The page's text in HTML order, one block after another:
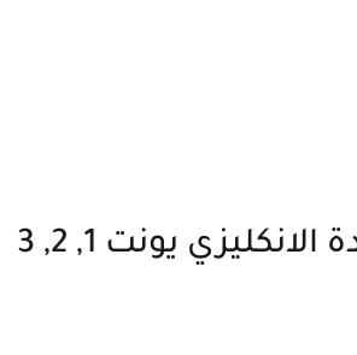
يونت 1, 2, 3